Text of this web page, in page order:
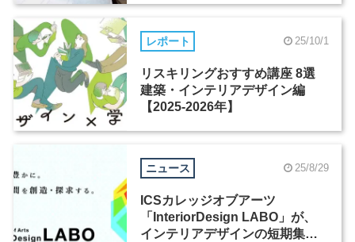
レポート 25/10/1
リスキリングおすすめ講座 8選
建築・インテリアデザイン編
【2025-2026年】
ニュース 25/8/29
ICSカレッジオブアーツ
「InteriorDesign LABO」が、
インテリアデザインの短期集中